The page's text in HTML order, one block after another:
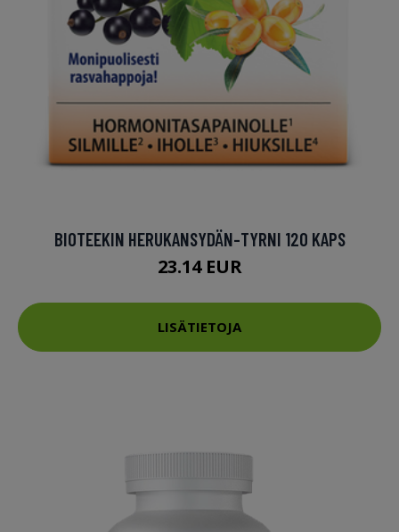
BIOTEEKIN HERUKANSYDÄN-TYRNI 120 KAPS
23.14 EUR
LISÄTIETOJA